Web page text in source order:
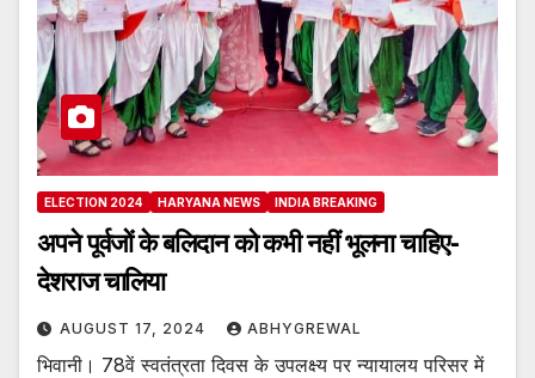
ELECTION 2024 HARYANA NEWS INDIA BREAKING
अपने पूर्वजों के बलिदान को कभी नहीं भूलना चाहिए-
देशराज चालिया
AUGUST 17, 2024 ABHYGREWAL
भिवानी। 78वें स्वतंत्रता दिवस के उपलक्ष्य पर न्यायालय परिसर में